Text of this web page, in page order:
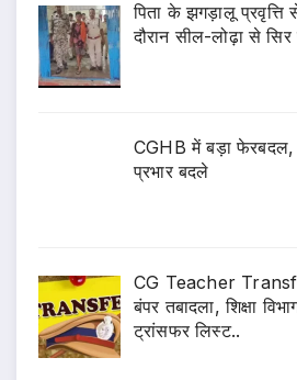
पिता के झगड़ालू
दौरान सील-लोढ़ा से
CGHB में बड़ा
प्रभार बदले
CG Teacher
बंपर तबादला, शिक्षा
ट्रांसफर लिस्ट..